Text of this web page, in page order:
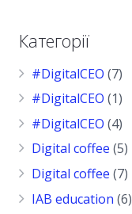
Категорії
#DigitalCEO (7)
#DigitalCEO (1)
#DigitalCEO (4)
Digital coffee (5)
Digital coffee (7)
IAB education (6)